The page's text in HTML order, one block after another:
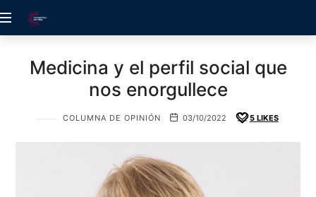
ACREDITACIÓN
Medicina y el perfil social que
nos enorgullece
COLUMNA DE OPINIÓN 03/10/2022 5 LIKES